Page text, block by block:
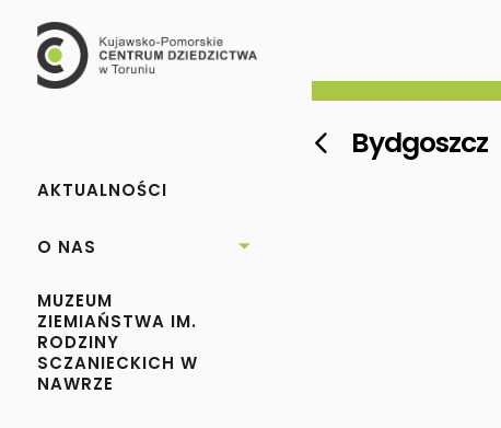
AKTUALNOŚCI
O NAS 
MUZEUM
ZIEMIAŃSTWA IM.
RODZINY
SCZANIECKICH W
NAWRZE
 Bydgoszcz